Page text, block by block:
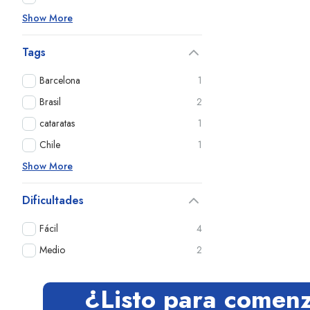
Show More
Tags
Barcelona
1
Brasil
2
cataratas
1
Chile
1
Show More
Dificultades
Fácil
4
Medio
2
¿Listo para